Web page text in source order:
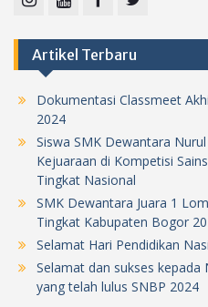
Artikel Terbaru
Dokumentasi Classmeet
2024
Siswa SMK Dewantara
Kejuaraan di Kompetisi
Tingkat Nasional
SMK Dewantara Juara 1
Tingkat Kabupaten Bogor
Selamat Hari Pendidikan
Selamat dan sukses kepada
yang telah lulus SNBP 2024